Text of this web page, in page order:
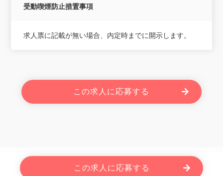
受動喫煙防止措置事項
求人票に記載が無い場合、内定時までに開示します。
この求人に応募する
この求人に応募する
Powered By JOBOLE.